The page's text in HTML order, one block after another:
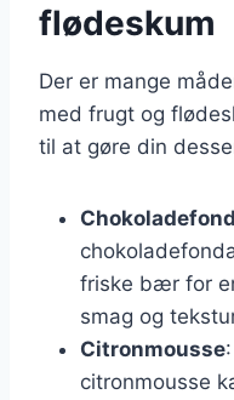
flødeskum
Der er mange
med frugt og
til at gøre din
friske bær for
smag og
Citronmousse
citronmousse